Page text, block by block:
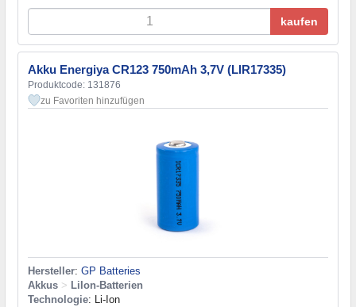
kaufen
Akku Energiya CR123 750mAh 3,7V (LIR17335)
Produktcode: 131876
zu Favoriten hinzufügen
Hersteller: GP Batteries
Akkus > LiIon-Batterien
Technologie: Li-Ion